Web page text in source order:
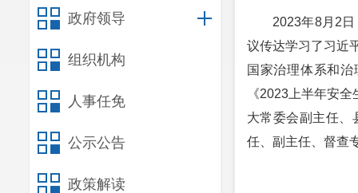
政府领导
组织机构
人事任免
公示公告
政策解读
2023年8月2
议传达学习了习近
国家治理体系和
《2023上半年安
大常委会副主任、
任、副主任、督查